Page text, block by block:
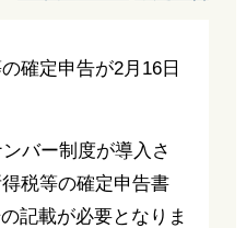
確定申告が2月16日
バー制度が導入さ
税等の確定申告書
記載が必要となりま